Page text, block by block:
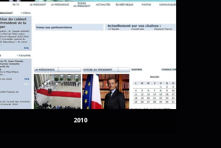
2010